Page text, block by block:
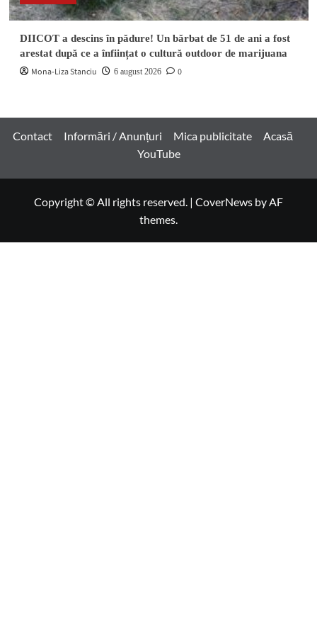
DIICOT a descins în pădure! Un bărbat de 51 de ani a fost
arestat după ce a înființat o cultură outdoor de marijuana
Mona-Liza Stanciu 6 august 2026 0
Contact Informări / Anunțuri Mica publicitate
Acasă
YouTube
Copyright © All rights reserved. | CoverNews by AF
themes.